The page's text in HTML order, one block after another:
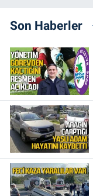
Son Haberler